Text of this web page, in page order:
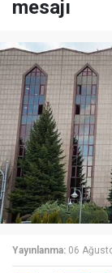
mesajı
Yayınlanma: 06